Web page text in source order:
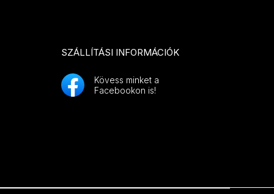
SZÁLLÍTÁSI INFORMÁCIÓK
Kövess minket a
Facebookon is!